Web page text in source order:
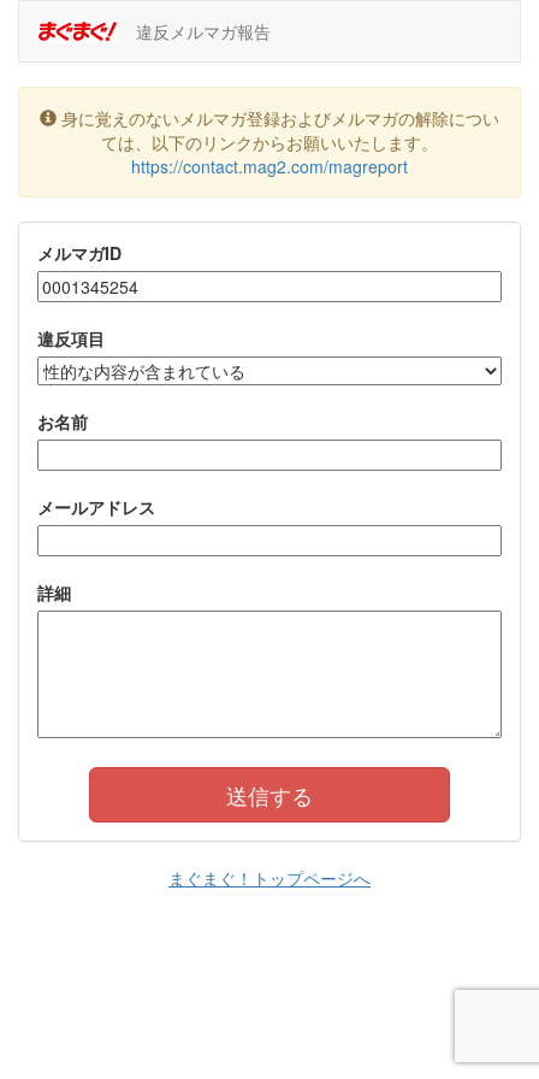
違反メルマガ報告
身に覚えのないメルマガ登録およびメルマガの解除につい
ては、以下のリンクからお願いいたします。
https://contact.mag2.com/magreport
メルマガID
違反項目
お名前
メールアドレス
詳細
まぐまぐ！トップページへ